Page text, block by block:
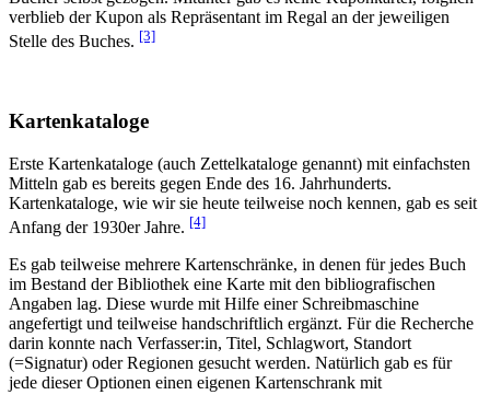
verblieb der Kupon als Repräsentant im Regal an der jeweiligen
Stelle des Buches. [3]
Kartenkataloge
Erste Kartenkataloge (auch Zettelkataloge genannt) mit einfachsten
Mitteln gab es bereits gegen Ende des 16. Jahrhunderts.
Kartenkataloge, wie wir sie heute teilweise noch kennen, gab es seit
Anfang der 1930er Jahre. [4]
Es gab teilweise mehrere Kartenschränke, in denen für jedes Buch
im Bestand der Bibliothek eine Karte mit den bibliografischen
Angaben lag. Diese wurde mit Hilfe einer Schreibmaschine
angefertigt und teilweise handschriftlich ergänzt. Für die Recherche
darin konnte nach Verfasser:in, Titel, Schlagwort, Standort
(=Signatur) oder Regionen gesucht werden. Natürlich gab es für
jede dieser Optionen einen eigenen Kartenschrank mit